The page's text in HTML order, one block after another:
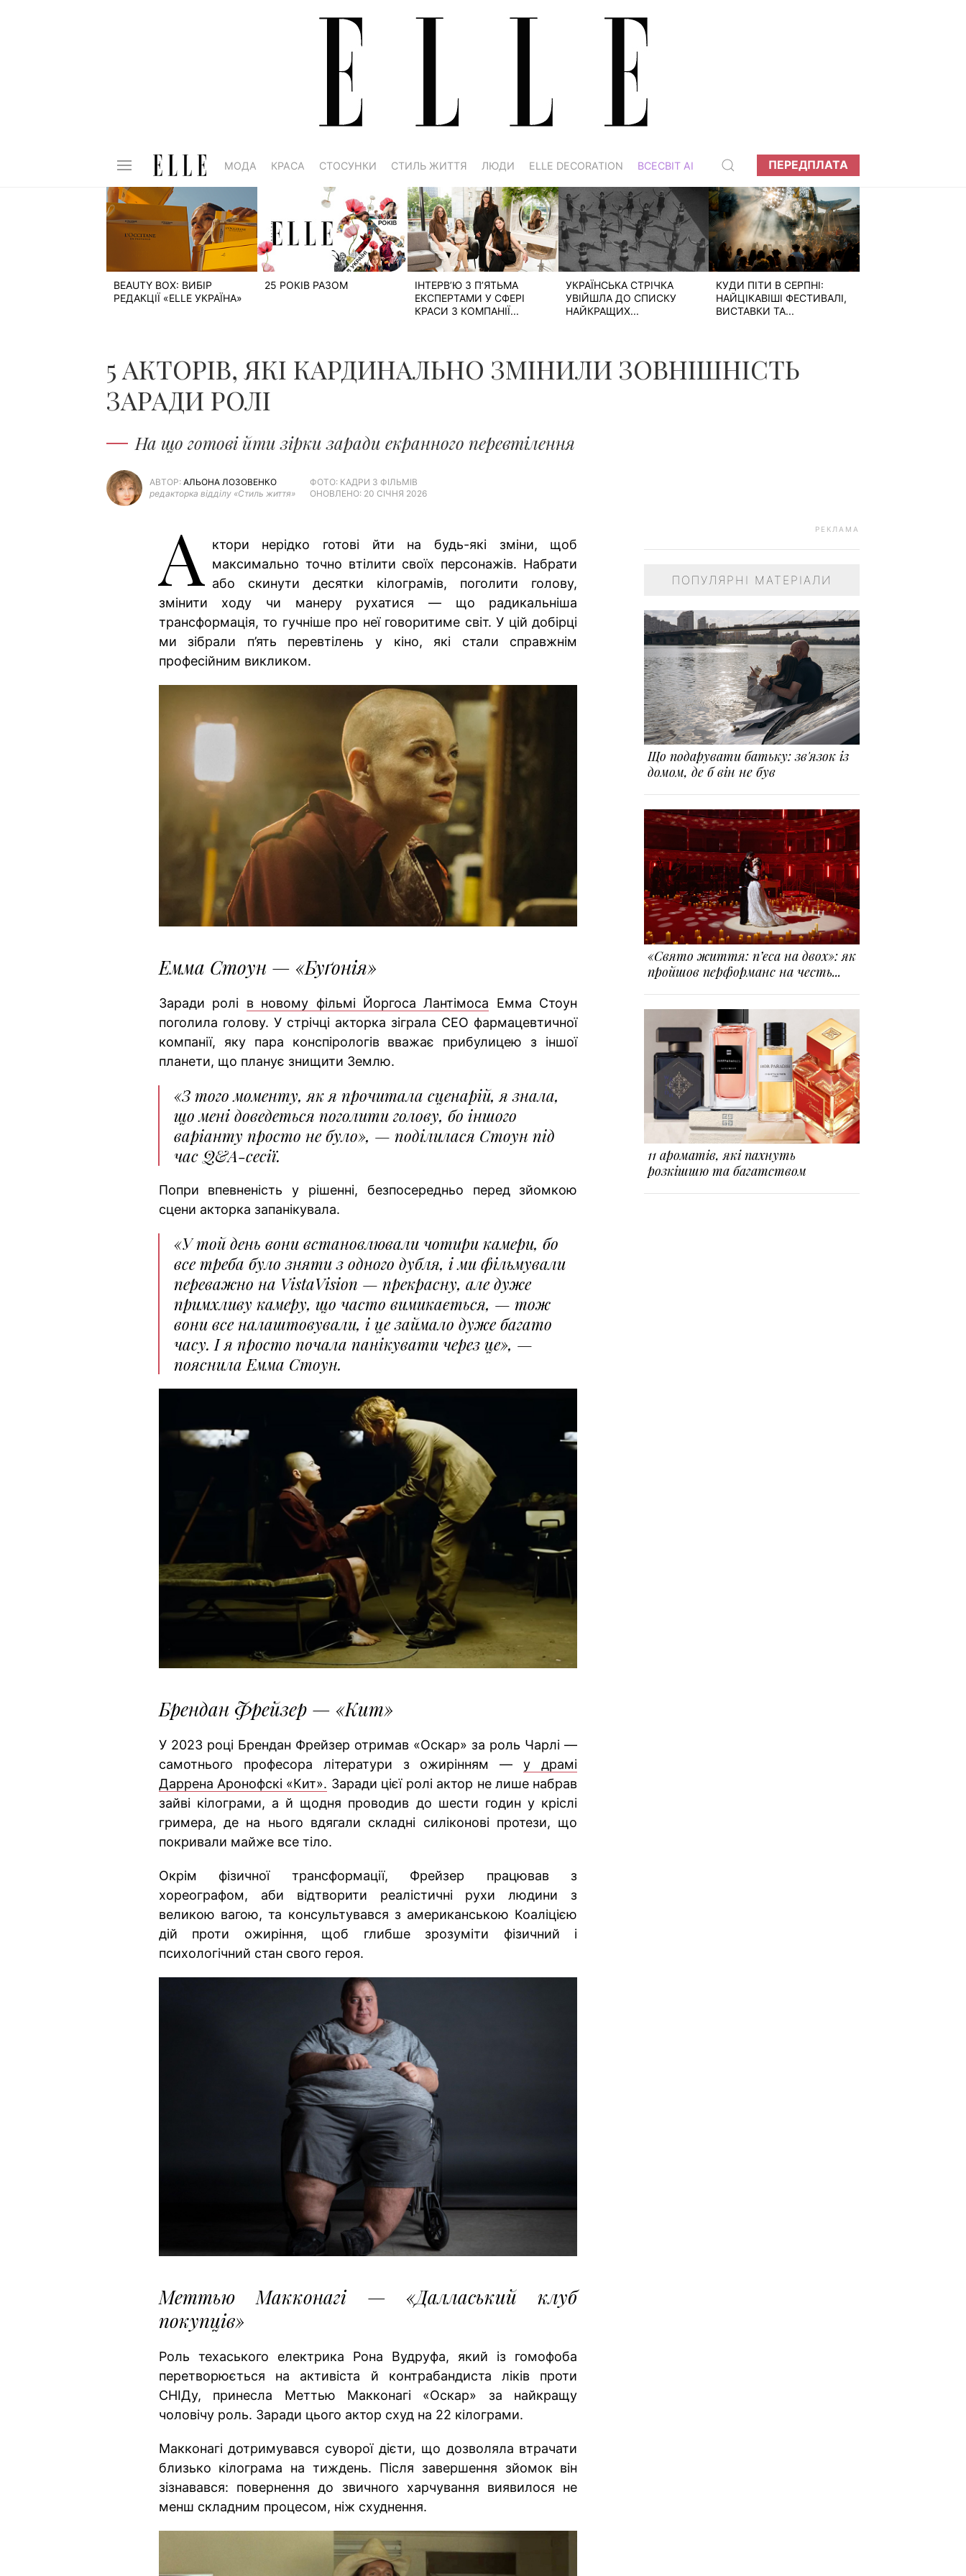
МОДА КРАСА СТОСУНКИ СТИЛЬ ЖИТТЯ ЛЮДИ ELLE DECORATION ВСЕСВІТ АІ ПЕРЕДПЛАТА
BEAUTY BOX: ВИБІР
РЕДАКЦІЇ «ELLE УКРАЇНА»
25 РОКІВ РАЗОМ
ІНТЕРВ’Ю З П’ЯТЬМА
ЕКСПЕРТАМИ У СФЕРІ
КРАСИ З КОМПАНІЇ...
УКРАЇНСЬКА СТРІЧКА
УВІЙШЛА ДО СПИСКУ
НАЙКРАЩИХ...
КУДИ ПІТИ В СЕРПНІ:
НАЙЦІКАВІШІ ФЕСТИВАЛІ,
ВИСТАВКИ ТА...
5 АКТОРІВ, ЯКІ КАРДИНАЛЬНО ЗМІНИЛИ ЗОВНІШНІСТЬ
ЗАРАДИ РОЛІ
На що готові йти зірки заради екранного перевтілення
АВТОР: АЛЬОНА ЛОЗОВЕНКО
редакторка відділу «Стиль життя»
ФОТО: КАДРИ З ФІЛЬМІВ
ОНОВЛЕНО: 20 СІЧНЯ 2026
А ктори нерідко готові йти на будь-які зміни, щоб
максимально точно втілити своїх персонажів. Набрати
або скинути десятки кілограмів, поголити голову,
змінити ходу чи манеру рухатися — що радикальніша
трансформація, то гучніше про неї говоритиме світ. У цій добірці
ми зібрали п’ять перевтілень у кіно, які стали справжнім
професійним викликом.
Емма Стоун — «Буґонія»
Заради ролі в новому фільмі Йоргоса Лантімоса Емма Стоун
поголила голову. У стрічці акторка зіграла CEO фармацевтичної
компанії, яку пара конспірологів вважає прибулицею з іншої
планети, що планує знищити Землю.
«З того моменту, як я прочитала сценарій, я знала,
що мені доведеться поголити голову, бо іншого
варіанту просто не було», — поділилася Стоун під
час Q&A-сесії.
Попри впевненість у рішенні, безпосередньо перед зйомкою
сцени акторка запанікувала.
«У той день вони встановлювали чотири камери, бо
все треба було зняти з одного дубля, і ми фільмували
переважно на VistaVision — прекрасну, але дуже
примхливу камеру, що часто вимикається, — тож
вони все налаштовували, і це займало дуже багато
часу. І я просто почала панікувати через це», —
пояснила Емма Стоун.
Брендан Фрейзер — «Кит»
У 2023 році Брендан Фрейзер отримав «Оскар» за роль Чарлі —
самотнього професора літератури з ожирінням —у драмі
Даррена Аронофскі «Кит». Заради цієї ролі актор не лише набрав
зайві кілограми, а й щодня проводив до шести годин у кріслі
гримера, де на нього вдягали складні силіконові протези, що
покривали майже все тіло.
Окрім фізичної трансформації, Фрейзер працював з
хореографом, аби відтворити реалістичні рухи людини з
великою вагою, та консультувався з американською Коаліцією
дій проти ожиріння, щоб глибше зрозуміти фізичний і
психологічний стан свого героя.
Меттью Макконагі — «Далласький клуб
покупців»
Роль техаського електрика Рона Вудруфа, який із гомофоба
перетворюється на активіста й контрабандиста ліків проти
СНІДу, принесла Меттью Макконагі «Оскар» за найкращу
чоловічу роль. Заради цього актор схуд на 22 кілограми.
Макконагі дотримувався суворої дієти, що дозволяла втрачати
близько кілограма на тиждень. Після завершення зйомок він
зізнавався: повернення до звичного харчування виявилося не
менш складним процесом, ніж схуднення.
РЕКЛАМА
ПОПУЛЯРНІ МАТЕРІАЛИ
Що подарувати батьку: зв'язок із
домом, де б він не був
«Свято життя: п’єса на двох»: як
пройшов перформанс на честь...
11 ароматів, які пахнуть
розкішшю та багатством